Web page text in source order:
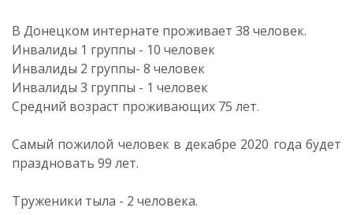
В Донецком интернате проживает 38 человек.
Инвалиды 1 группы - 10 человек
Инвалиды 2 группы- 8 человек
Инвалиды 3 группы - 1 человек
Средний возраст проживающих 75 лет.
Самый пожилой человек в декабре 2020 года будет
праздновать 99 лет.
Труженики тыла - 2 человека.